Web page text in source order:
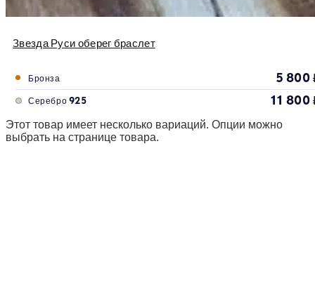
Звезда Руси оберег браслет
Бронза 5 800
Серебро 925 11 800
Этот товар имеет несколько вариаций. Опции можно
выбрать на странице товара.